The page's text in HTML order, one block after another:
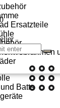
Ersatzteile
Batts
0